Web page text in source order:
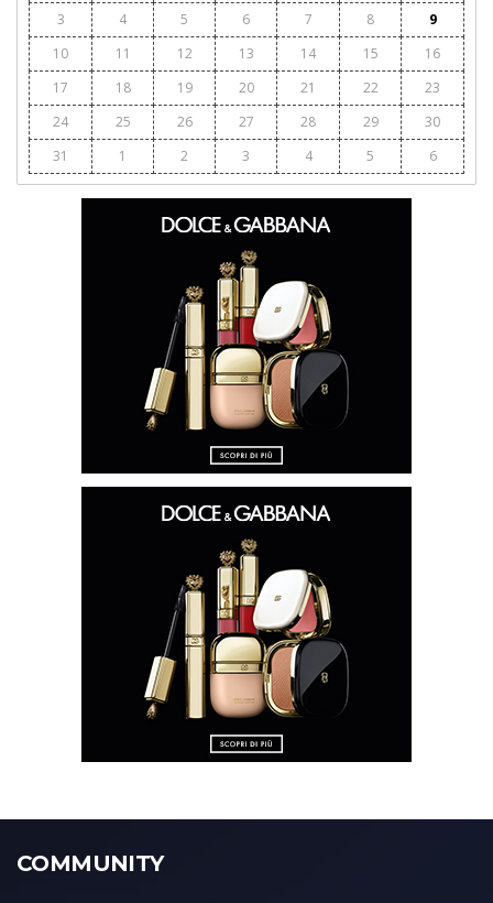
3
4 5 6 7 8
9
10
11 12 13 14 15
16
17
18 19 20 21 22
23
24
25 26 27 28 29
30
31
1 2 3 4 5 6
COMMUNITY